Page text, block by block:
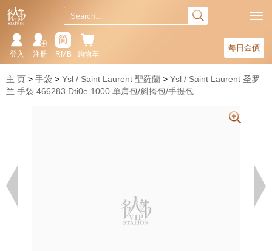
每日金價
购物车
简
RMB
注册
登入
主 页 手袋 Ysl / Saint Laurent 聖羅蘭
Ysl / Saint Laurent 圣罗
兰 手袋 466283 Dti0e 1000 单肩包/斜挎包/手提包